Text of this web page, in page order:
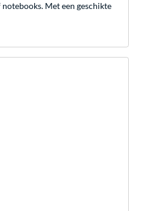
Met een geschikte